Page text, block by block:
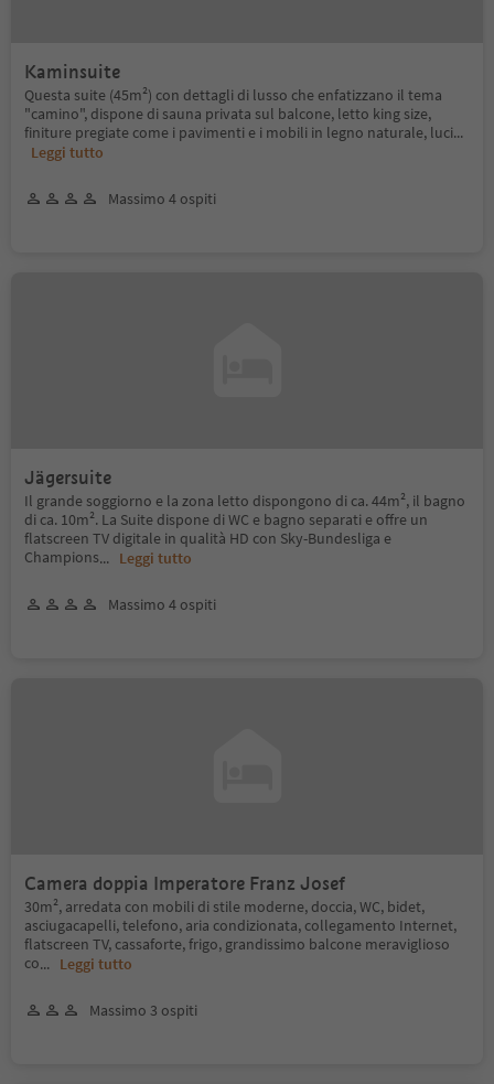
Kaminsuite
Questa suite (45m²) con dettagli di lusso che enfatizzano il tema
"camino", dispone di sauna privata sul balcone, letto king size,
finiture pregiate come i pavimenti e i mobili in legno naturale, luci...
Leggi tutto
Massimo 4 ospiti
Jägersuite
Il grande soggiorno e la zona letto dispongono di ca. 44m², il bagno
di ca. 10m². La Suite dispone di WC e bagno separati e offre un
flatscreen TV digitale in qualità HD con Sky-Bundesliga e
Champions... Leggi tutto
Massimo 4 ospiti
Camera doppia Imperatore Franz Josef
30m², arredata con mobili di stile moderne, doccia, WC, bidet,
asciugacapelli, telefono, aria condizionata, collegamento Internet,
flatscreen TV, cassaforte, frigo, grandissimo balcone meraviglioso
co... Leggi tutto
Massimo 3 ospiti